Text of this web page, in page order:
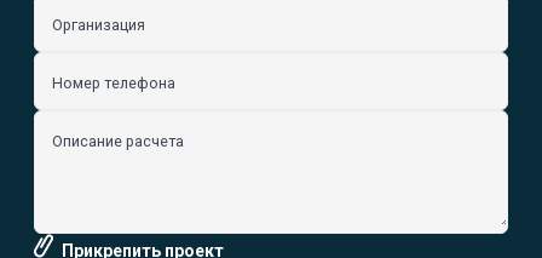
Организация
Номер телефона
Описание расчета
Прикрепить проект